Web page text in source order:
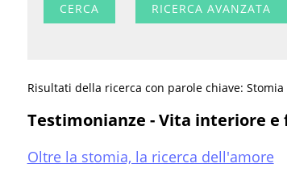
RICERCA AVANZATA
Risultati della ricerca con parole chiave: Stomia
Testimonianze - Vita interiore e
Oltre la stomia, la ricerca dell'amore